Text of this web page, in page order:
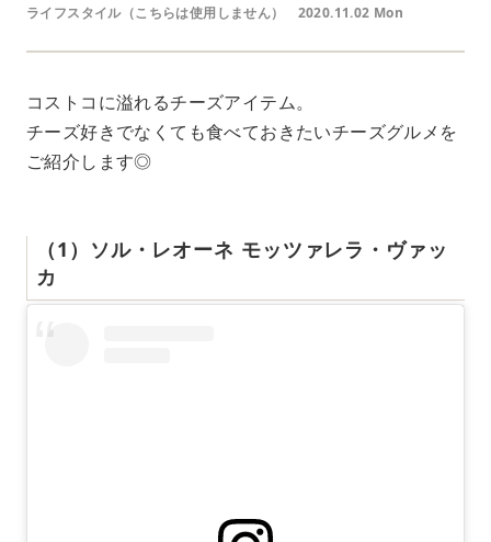
ライフスタイル（こちらは使用しません） 2020.11.02 Mon
コストコに溢れるチーズアイテム。
チーズ好きでなくても食べておきたいチーズグルメを
ご紹介します◎
（1）ソル・レオーネ モッツァレラ・ヴァッ
カ